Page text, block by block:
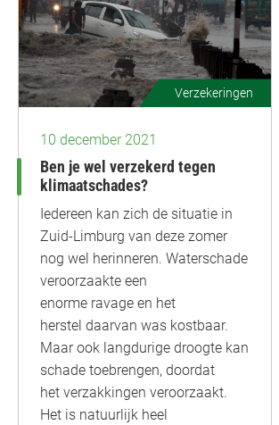
Verzekeringen
10 december 2021
Ben je wel verzekerd tegen
klimaatschades?
Iedereen kan zich de situatie in
Zuid-Limburg van deze zomer
nog wel herinneren. Waterschade
veroorzaakte een
enorme ravage en het
herstel daarvan was kostbaar.
Maar ook langdurige droogte kan
schade toebrengen, doordat
het verzakkingen veroorzaakt.
Het is natuurlijk heel